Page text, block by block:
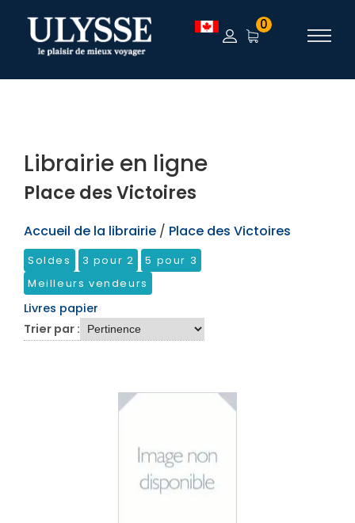
TEST 0
Librairie en ligne
Place des Victoires
Accueil de la librairie / Place des Victoires
Soldes 3 pour 2
5 pour 3
Meilleurs vendeurs
Livres papier
Trier par :